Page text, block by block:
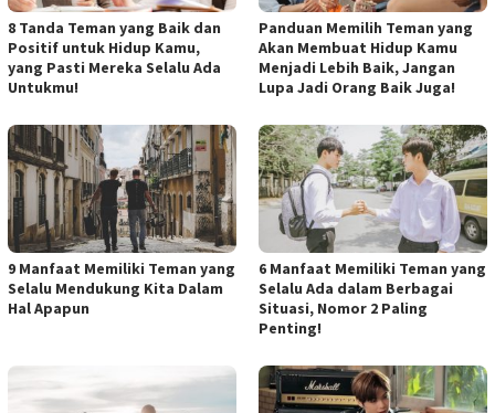
8 Tanda Teman yang Baik dan
Positif untuk Hidup Kamu,
yang Pasti Mereka Selalu Ada
Untukmu!
Panduan Memilih Teman yang
Akan Membuat Hidup Kamu
Menjadi Lebih Baik, Jangan
Lupa Jadi Orang Baik Juga!
9 Manfaat Memiliki Teman yang
Selalu Mendukung Kita Dalam
Hal Apapun
6 Manfaat Memiliki Teman yang
Selalu Ada dalam Berbagai
Situasi, Nomor 2 Paling
Penting!